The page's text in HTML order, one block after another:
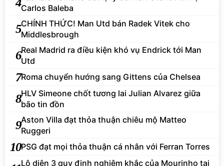
Carlos Baleba
5CHÍNH THỨC! Man Utd bán Radek Vitek cho
Middlesbrough
6Real Madrid ra điều kiện khó vụ Endrick tới Man
Utd
7Roma chuyển hướng sang Gittens của Chelsea
8HLV Simeone chốt tương lai Julian Alvarez giữa
bão tin đồn
9Aston Villa đạt thỏa thuận chiêu mộ Matteo
Ruggeri
10PSG đạt mọi thỏa thuận cá nhân với Ferran Torres
Lộ diện 3 quy định nghiêm khắc của Mourinho tại